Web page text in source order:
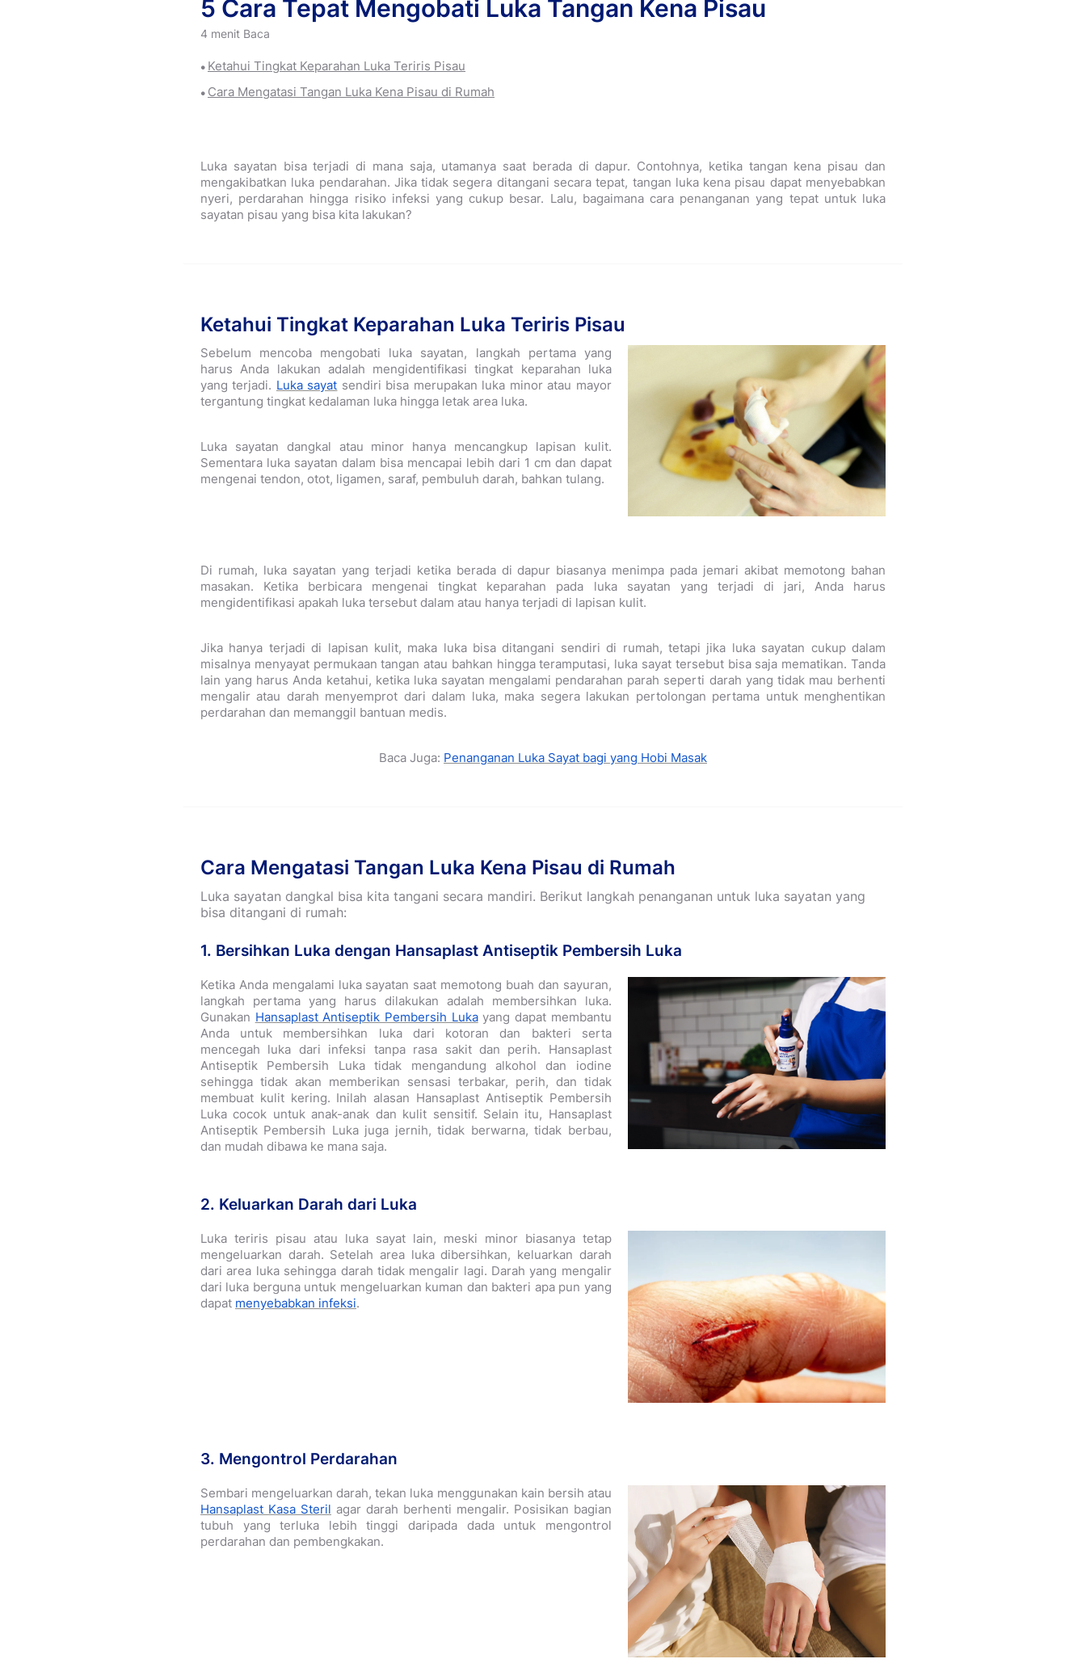
5 Cara Tepat Mengobati Luka Tangan Kena Pisau
4 menit Baca
Ketahui Tingkat Keparahan Luka Teriris Pisau
Cara Mengatasi Tangan Luka Kena Pisau di Rumah
Luka sayatan bisa terjadi di mana saja, utamanya saat berada di dapur. Contohnya, ketika tangan kena pisau dan
mengakibatkan luka pendarahan. Jika tidak segera ditangani secara tepat, tangan luka kena pisau dapat menyebabkan
nyeri, perdarahan hingga risiko infeksi yang cukup besar. Lalu, bagaimana cara penanganan yang tepat untuk luka
sayatan pisau yang bisa kita lakukan?
Ketahui Tingkat Keparahan Luka Teriris Pisau
Sebelum mencoba mengobati luka sayatan, langkah pertama yang
harus Anda lakukan adalah mengidentifikasi tingkat keparahan luka
yang terjadi. Luka sayat sendiri bisa merupakan luka minor atau mayor
tergantung tingkat kedalaman luka hingga letak area luka.
Luka sayatan dangkal atau minor hanya mencangkup lapisan kulit.
Sementara luka sayatan dalam bisa mencapai lebih dari 1 cm dan dapat
mengenai tendon, otot, ligamen, saraf, pembuluh darah, bahkan tulang.
Di rumah, luka sayatan yang terjadi ketika berada di dapur biasanya menimpa pada jemari akibat memotong bahan
masakan. Ketika berbicara mengenai tingkat keparahan pada luka sayatan yang terjadi di jari, Anda harus
mengidentifikasi apakah luka tersebut dalam atau hanya terjadi di lapisan kulit.
Jika hanya terjadi di lapisan kulit, maka luka bisa ditangani sendiri di rumah, tetapi jika luka sayatan cukup dalam
misalnya menyayat permukaan tangan atau bahkan hingga teramputasi, luka sayat tersebut bisa saja mematikan. Tanda
lain yang harus Anda ketahui, ketika luka sayatan mengalami pendarahan parah seperti darah yang tidak mau berhenti
mengalir atau darah menyemprot dari dalam luka, maka segera lakukan pertolongan pertama untuk menghentikan
perdarahan dan memanggil bantuan medis.
Baca Juga: Penanganan Luka Sayat bagi yang Hobi Masak
Cara Mengatasi Tangan Luka Kena Pisau di Rumah
Luka sayatan dangkal bisa kita tangani secara mandiri. Berikut langkah penanganan untuk luka sayatan yang
bisa ditangani di rumah:
1. Bersihkan Luka dengan Hansaplast Antiseptik Pembersih Luka
Ketika Anda mengalami luka sayatan saat memotong buah dan sayuran,
langkah pertama yang harus dilakukan adalah membersihkan luka.
Gunakan Hansaplast Antiseptik Pembersih Lukayang dapat membantu
Anda untuk membersihkan luka dari kotoran dan bakteri serta
mencegah luka dari infeksi tanpa rasa sakit dan perih. Hansaplast
Antiseptik Pembersih Luka tidak mengandung alkohol dan iodine
sehingga tidak akan memberikan sensasi terbakar, perih, dan tidak
membuat kulit kering. Inilah alasan Hansaplast Antiseptik Pembersih
Luka cocok untuk anak-anak dan kulit sensitif. Selain itu, Hansaplast
Antiseptik Pembersih Luka juga jernih, tidak berwarna, tidak berbau,
dan mudah dibawa ke mana saja.
2. Keluarkan Darah dari Luka
Luka teriris pisau atau luka sayat lain, meski minor biasanya tetap
mengeluarkan darah. Setelah area luka dibersihkan, keluarkan darah
dari area luka sehingga darah tidak mengalir lagi. Darah yang mengalir
dari luka berguna untuk mengeluarkan kuman dan bakteri apa pun yang
dapat menyebabkan infeksi.
3. Mengontrol Perdarahan
Sembari mengeluarkan darah, tekan luka menggunakan kain bersih atau
Hansaplast Kasa Steril agar darah berhenti mengalir. Posisikan bagian
tubuh yang terluka lebih tinggi daripada dada untuk mengontrol
perdarahan dan pembengkakan.